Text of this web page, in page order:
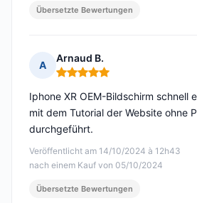
Übersetzte Bewertungen
A
Arnaud B.
Hinweis: 5 von 5
Veröffentlicht am 14/10/2024 à 12h43
nach einem Kauf von 05/10/2024
Iphone XR OEM-Bildschirm schnell
mit dem Tutorial der Website ohne
durchgeführt.
Übersetzte Bewertungen